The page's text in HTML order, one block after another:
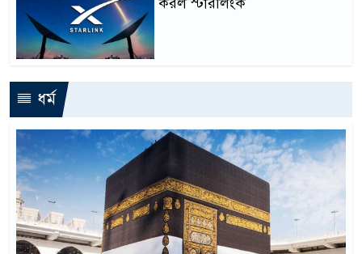
ধর্ম